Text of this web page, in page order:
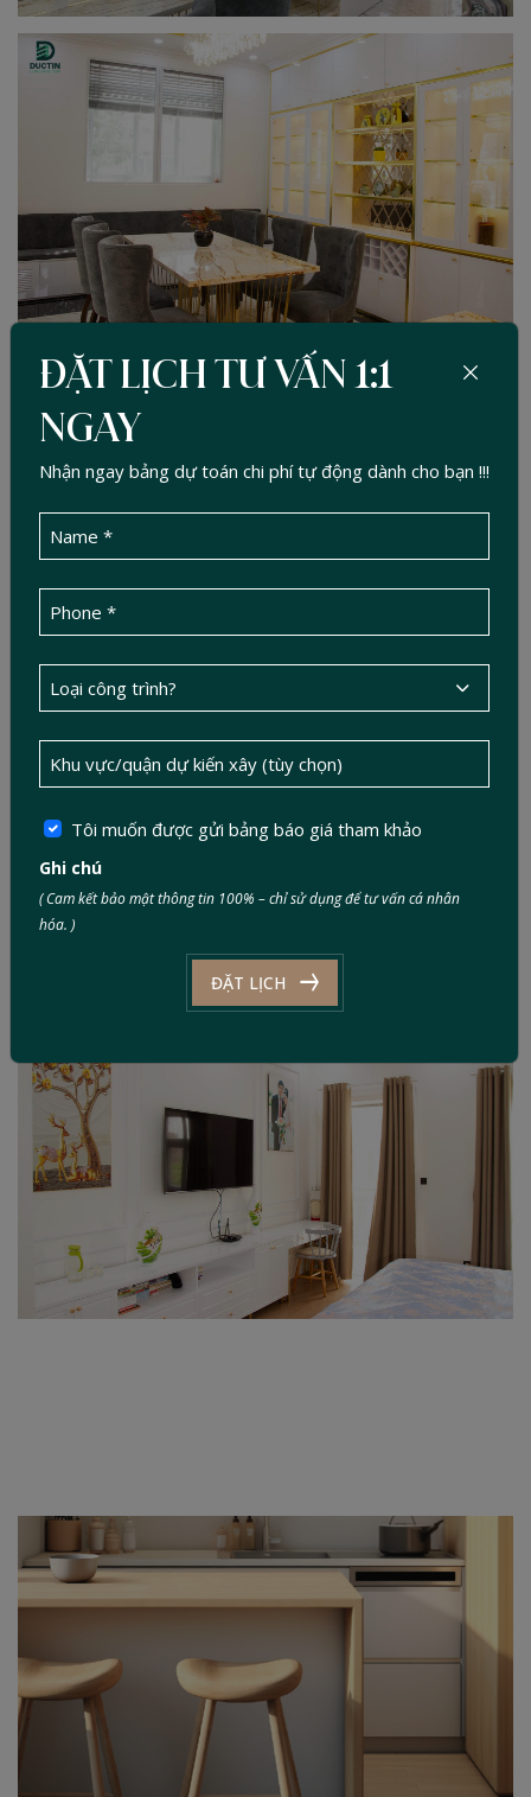
ĐẶT LỊCH TƯ VẤN 1:1
NGAY
Nhận ngay bảng dự toán chi phí tự động dành cho bạn !!!
Tôi muốn được gửi bảng báo giá tham khảo
Ghi chú
( Cam kết bảo mật thông tin 100% – chỉ sử dụng để tư vấn cá nhân
hóa. )
ĐẶT LỊCH